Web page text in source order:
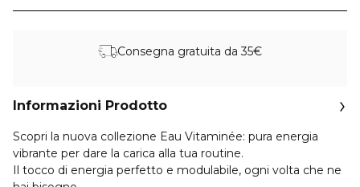
Consegna gratuita da 35€
Informazioni Prodotto
Scopri la nuova collezione Eau Vitaminée: pura energia
vibrante per dare la carica alla tua routine.
Il tocco di energia perfetto e modulabile, ogni volta che ne